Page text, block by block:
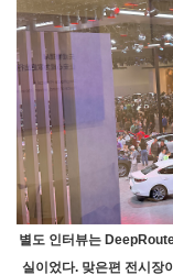
별도 인터뷰는
실이었다. 맞은편 전시장